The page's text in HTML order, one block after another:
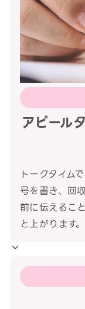
アピール
トークタイム
号を書き、回
前に伝えるこ
と上がります。